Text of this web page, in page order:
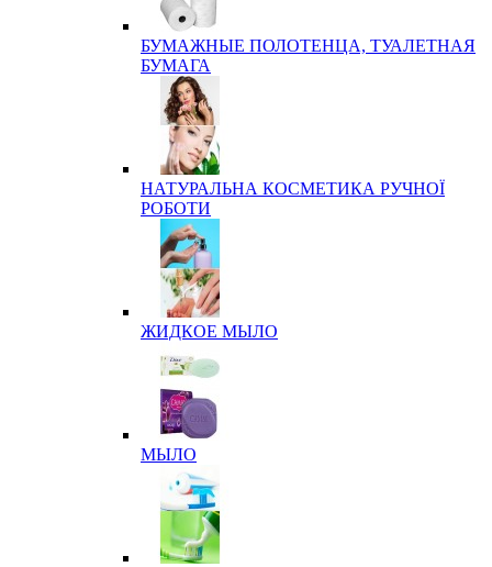
БУМАЖНЫЕ ПОЛОТЕНЦА, ТУАЛЕТНАЯ
БУМАГА
НАТУРАЛЬНА КОСМЕТИКА РУЧНОЇ
РОБОТИ
ЖИДКОЕ МЫЛО
МЫЛО